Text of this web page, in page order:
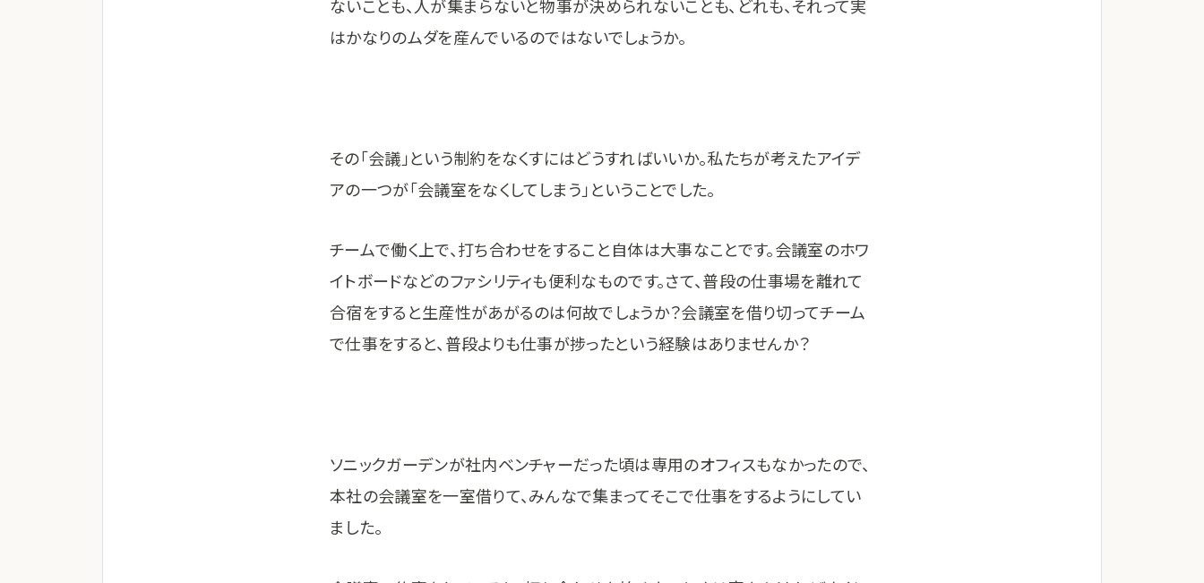
ないことも、人が集まらないと物事が決められないことも、どれも、それって実
はかなりのムダを産んでいるのではないでしょうか。
その「会議」という制約をなくすにはどうすればいいか。私たちが考えたアイデ
アの一つが「会議室をなくしてしまう」ということでした。
チームで働く上で、打ち合わせをすること自体は大事なことです。会議室のホワ
イトボードなどのファシリティも便利なものです。さて、普段の仕事場を離れて
合宿をすると生産性があがるのは何故でしょうか？会議室を借り切ってチーム
で仕事をすると、普段よりも仕事が捗ったという経験はありませんか？
ソニックガーデンが社内ベンチャーだった頃は専用のオフィスもなかったので、
本社の会議室を一室借りて、みんなで集まってそこで仕事をするようにしてい
ました。